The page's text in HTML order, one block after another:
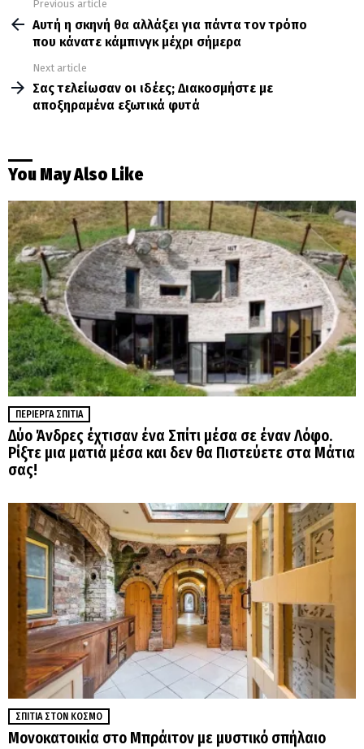
more
Previous article
Αυτή η σκηνή θα αλλάξει για πάντα τον τρόπο
που κάνατε κάμπινγκ μέχρι σήμερα
Next article
Σας τελείωσαν οι ιδέες; Διακοσμήστε με
αποξηραμένα εξωτικά φυτά
You May Also Like
ΠΕΡΊΕΡΓΑ ΣΠΊΤΙΑ
Δύο Άνδρες έχτισαν ένα Σπίτι μέσα σε έναν Λόφο.
Ρίξτε μια ματιά μέσα και δεν θα Πιστεύετε στα Μάτια
σας!
ΣΠΊΤΙΑ ΣΤΟΝ ΚΌΣΜΟ
Μονοκατοικία στο Μπράιτον με μυστικό σπήλαιο